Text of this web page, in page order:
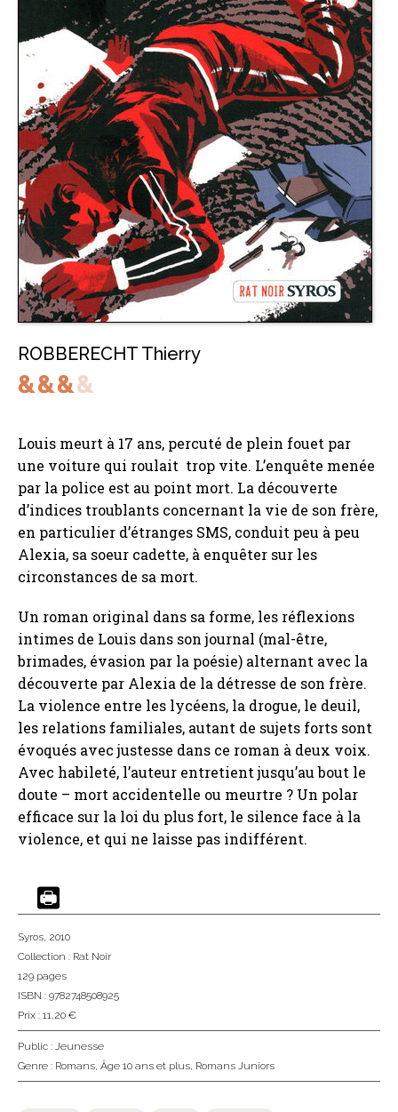
ROBBERECHT Thierry
Louis meurt à 17 ans, percuté de plein fouet par
une voiture qui roulait trop vite. L’enquête menée
par la police est au point mort. La découverte
d’indices troublants concernant la vie de son frère,
en particulier d’étranges SMS, conduit peu à peu
Alexia, sa soeur cadette, à enquêter sur les
circonstances de sa mort.
Un roman original dans sa forme, les réflexions
intimes de Louis dans son journal (mal-être,
brimades, évasion par la poésie) alternant avec la
découverte par Alexia de la détresse de son frère.
La violence entre les lycéens, la drogue, le deuil,
les relations familiales, autant de sujets forts sont
évoqués avec justesse dans ce roman à deux voix.
Avec habileté, l’auteur entretient jusqu’au bout le
doute – mort accidentelle ou meurtre ? Un polar
efficace sur la loi du plus fort, le silence face à la
violence, et qui ne laisse pas indifférent.
Syros, 2010
Collection : Rat Noir
129 pages
ISBN : 9782748508925
Prix : 11,20 €
Public : Jeunesse
Genre : Romans, Âge 10 ans et plus, Romans Juniors